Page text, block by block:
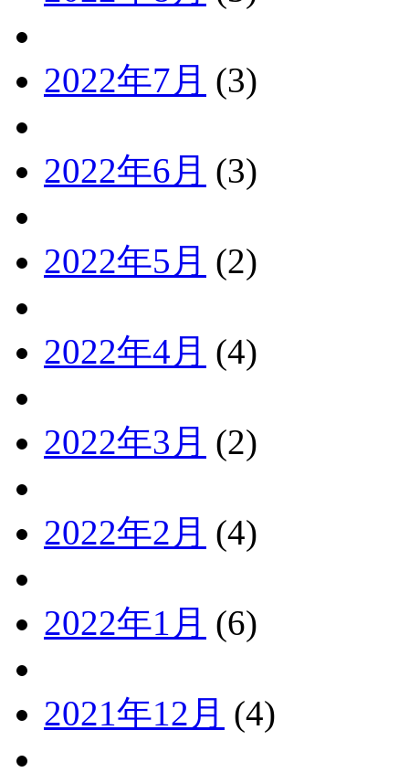
2022年7月 (3)
2022年6月 (3)
2022年5月 (2)
2022年4月 (4)
2022年3月 (2)
2022年2月 (4)
2022年1月 (6)
2021年12月 (4)